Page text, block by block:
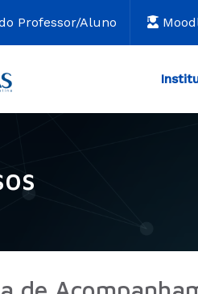
Professor/Aluno